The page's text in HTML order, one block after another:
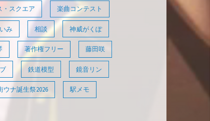
・スクエア 楽曲コンテスト
み 相談 神威がくぽ
著作権フリー 藤田咲
鉄道模型 鏡音リン
ウナ誕生祭2026 駅メモ